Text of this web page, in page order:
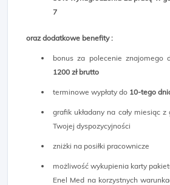
7
oraz dodatkowe benefity :
bonus za polecenie znajomego
1200 zł brutto
terminowe wypłaty do 10-tego
grafik układany na cały miesiąc
Twojej dyspozycyjności
zniżki na posiłki pracownicze
możliwość wykupienia karty
Enel Med na korzystnych